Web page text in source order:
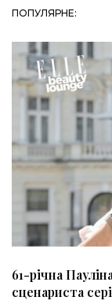
ПОПУЛЯРНЕ:
61-річна
сценариста